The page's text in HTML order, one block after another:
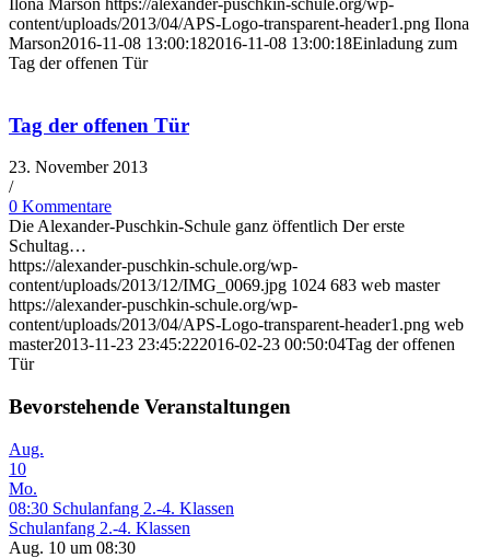
Ilona Marson https://alexander-puschkin-schule.org/wp-
content/uploads/2013/04/APS-Logo-transparent-header1.png Ilona
Marson2016-11-08 13:00:182016-11-08 13:00:18Einladung zum
Tag der offenen Tür
Tag der offenen Tür
23. November 2013
/
0 Kommentare
Die Alexander-Puschkin-Schule ganz öffentlich Der erste
Schultag…
https://alexander-puschkin-schule.org/wp-
content/uploads/2013/12/IMG_0069.jpg 1024 683 web master
https://alexander-puschkin-schule.org/wp-
content/uploads/2013/04/APS-Logo-transparent-header1.png web
master2013-11-23 23:45:222016-02-23 00:50:04Tag der offenen
Tür
Bevorstehende Veranstaltungen
Aug.
10
Mo.
08:30 Schulanfang 2.-4. Klassen
Schulanfang 2.-4. Klassen
Aug. 10 um 08:30